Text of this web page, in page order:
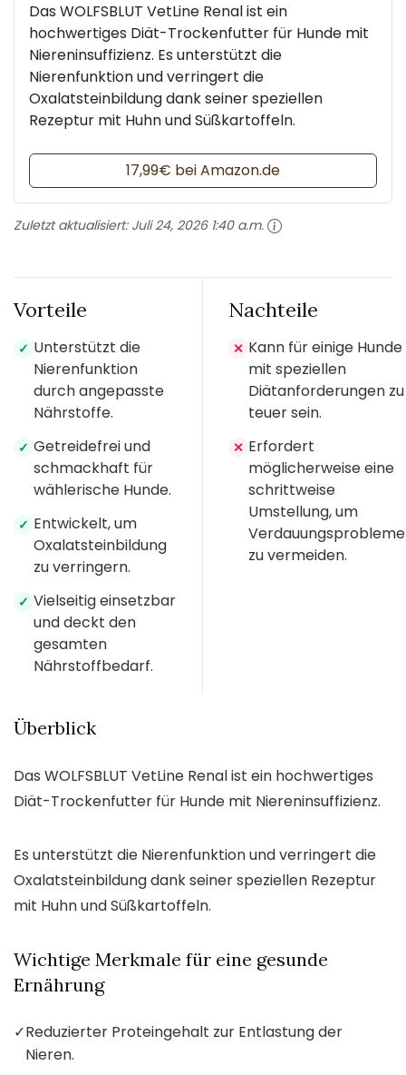
Das WOLFSBLUT VetLine Renal ist ein
hochwertiges Diät-Trockenfutter für Hunde mit
Niereninsuffizienz. Es unterstützt die
Nierenfunktion und verringert die
Oxalatsteinbildung dank seiner speziellen
Rezeptur mit Huhn und Süßkartoffeln.
17,99€ bei Amazon.de
Zuletzt aktualisiert: Juli 24, 2026 1:40 a.m.
Vorteile
✓ Unterstützt die
Nierenfunktion
durch angepasste
Nährstoffe.
✓ Getreidefrei und
schmackhaft für
wählerische Hunde.
✓ Entwickelt, um
Oxalatsteinbildung
zu verringern.
✓ Vielseitig einsetzbar
und deckt den
gesamten
Nährstoffbedarf.
Nachteile
✕ Kann für einige Hunde
mit speziellen
Diätanforderungen zu
teuer sein.
✕ Erfordert
möglicherweise eine
schrittweise
Umstellung, um
Verdauungsprobleme
zu vermeiden.
Überblick
Das WOLFSBLUT VetLine Renal ist ein hochwertiges
Diät-Trockenfutter für Hunde mit Niereninsuffizienz.
Es unterstützt die Nierenfunktion und verringert die
Oxalatsteinbildung dank seiner speziellen Rezeptur
mit Huhn und Süßkartoffeln.
Wichtige Merkmale für eine gesunde
Ernährung
✓Reduzierter Proteingehalt zur Entlastung der
Nieren.